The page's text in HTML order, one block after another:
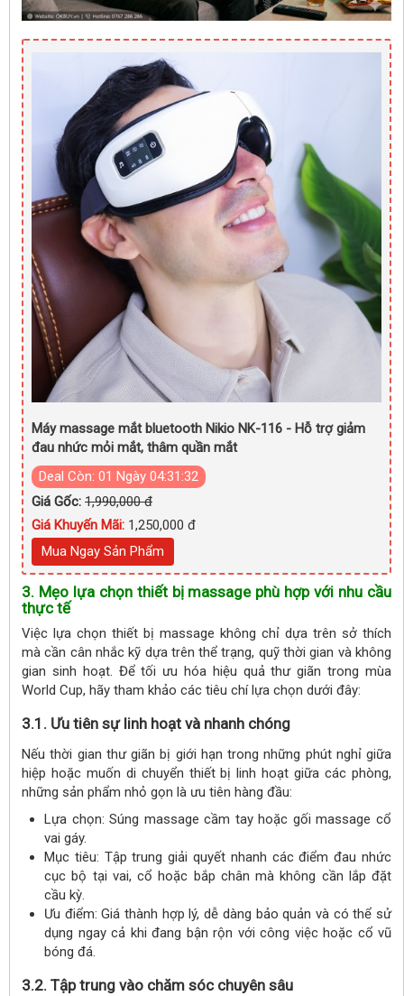
Máy massage mắt bluetooth Nikio NK-116 - Hỗ trợ giảm
đau nhức mỏi mắt, thâm quần mắt
Deal Còn: 01 Ngày 04:31:30
Giá Gốc: 1,990,000 đ
Giá Khuyến Mãi: 1,250,000 đ
Mua Ngay Sản Phẩm
3. Mẹo lựa chọn thiết bị massage phù hợp với nhu cầu
thực tế
Việc lựa chọn thiết bị massage không chỉ dựa trên sở thích
mà cần cân nhắc kỹ dựa trên thể trạng, quỹ thời gian và không
gian sinh hoạt. Để tối ưu hóa hiệu quả thư giãn trong mùa
World Cup, hãy tham khảo các tiêu chí lựa chọn dưới đây:
3.1. Ưu tiên sự linh hoạt và nhanh chóng
Nếu thời gian thư giãn bị giới hạn trong những phút nghỉ giữa
hiệp hoặc muốn di chuyển thiết bị linh hoạt giữa các phòng,
những sản phẩm nhỏ gọn là ưu tiên hàng đầu:
Lựa chọn: Súng massage cầm tay hoặc gối massage cổ
vai gáy.
Mục tiêu: Tập trung giải quyết nhanh các điểm đau nhức
cục bộ tại vai, cổ hoặc bắp chân mà không cần lắp đặt
cầu kỳ.
Ưu điểm: Giá thành hợp lý, dễ dàng bảo quản và có thể sử
dụng ngay cả khi đang bận rộn với công việc hoặc cổ vũ
bóng đá.
3.2. Tập trung vào chăm sóc chuyên sâu